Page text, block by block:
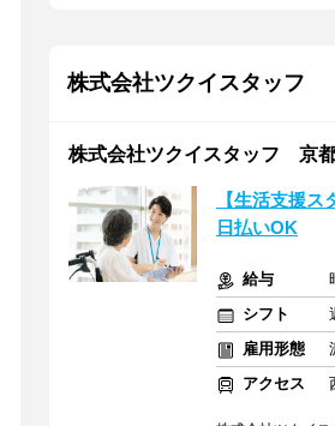
株式会社ツクイスタッフ
株式会社ツクイスタッフ 京
【生活支援
日払いOK
給与
シフト
雇用形態
アクセス